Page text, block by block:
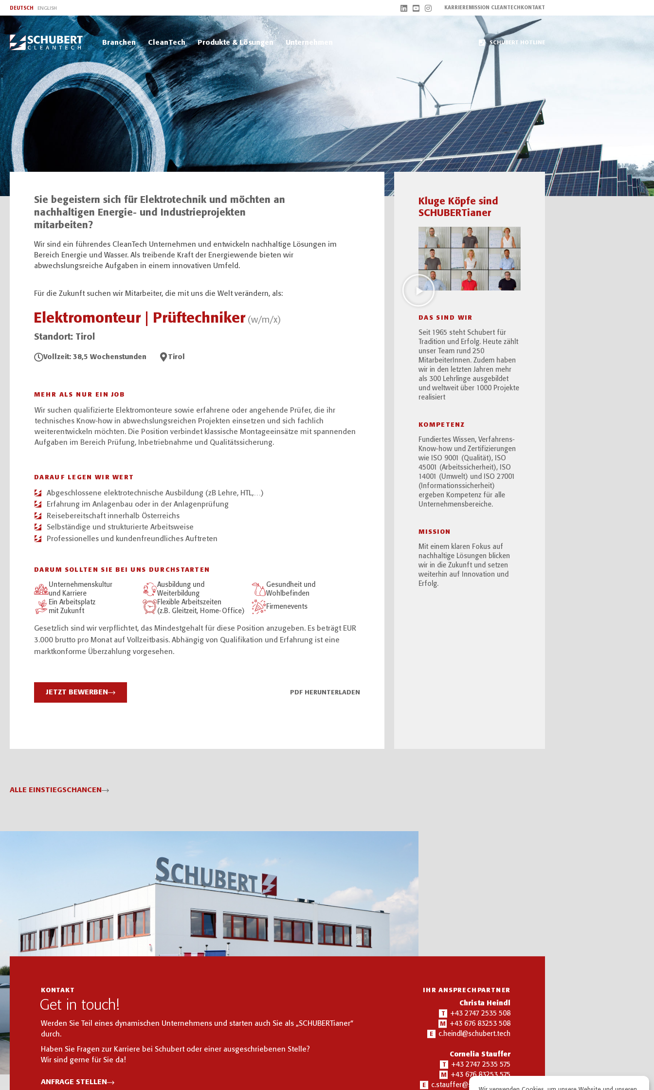
DEUTSCH ENGLISH KARRIEREMISSION CLEANTECH KONTAKT
Branchen CleanTech Produkte & Lösungen Unternehmen SCHUBERT HOTLINE
Sie begeistern sich für Elektrotechnik und möchten an
nachhaltigen Energie- und Industrieprojekten
mitarbeiten?
Wir sind ein führendes CleanTech Unternehmen und entwickeln nachhaltige Lösungen im
Bereich Energie und Wasser. Als treibende Kraft der Energiewende bieten wir
abwechslungsreiche Aufgaben in einem innovativen Umfeld.
Für die Zukunft suchen wir Mitarbeiter, die mit uns die Welt verändern, als:
Elektromonteur | Prüftechniker
Standort: Tirol
Vollzeit: 38,5 Wochenstunden Tirol
MEHR ALS NUR EIN JOB
Wir suchen qualifizierte Elektromonteure sowie erfahrene oder angehende Prüfer, die ihr
technisches Know-how in abwechslungsreichen Projekten einsetzen und sich fachlich
weiterentwickeln möchten. Die Position verbindet klassische Montageeinsätze mit spannenden
Aufgaben im Bereich Prüfung, Inbetriebnahme und Qualitätssicherung.
DARAUF LEGEN WIR WERT
Abgeschlossene elektrotechnische Ausbildung (zB Lehre, HTL,…)
Erfahrung im Anlagenbau oder in der Anlagenprüfung
Reisebereitschaft innerhalb Österreichs
Selbständige und strukturierte Arbeitsweise
Professionelles und kundenfreundliches Auftreten
DARUM SOLLTEN SIE BEI UNS DURCHSTARTEN
Unternehmenskultur
und Karriere
Ausbildung und
Weiterbildung
Gesundheit und
Wohlbefinden
Ein Arbeitsplatz
mit Zukunft
Flexible Arbeitszeiten
(z.B. Gleitzeit, Home-Office)
Firmenevents
Gesetzlich sind wir verpflichtet, das Mindestgehalt für diese Position anzugeben. Es beträgt EUR
3.000 brutto pro Monat auf Vollzeitbasis. Abhängig von Qualifikation und Erfahrung ist eine
marktkonforme Überzahlung vorgesehen.
JETZT BEWERBEN PDF HERUNTERLADEN
Kluge Köpfe sind
SCHUBERTianer
DAS SIND WIR
Seit 1965 steht Schubert für
Tradition und Erfolg. Heute zählt
unser Team rund 250
MitarbeiterInnen. Zudem haben
wir in den letzten Jahren mehr
als 300 Lehrlinge ausgebildet
und weltweit über 1000 Projekte
realisiert
KOMPETENZ
Fundiertes Wissen, Verfahrens-
Know-how und Zertifizierungen
wie ISO 9001 (Qualität), ISO
45001 (Arbeitssicherheit), ISO
14001 (Umwelt) und ISO 27001
(Informationssicherheit)
ergeben Kompetenz für alle
Unternehmensbereiche.
MISSION
Mit einem klaren Fokus auf
nachhaltige Lösungen blicken
wir in die Zukunft und setzen
weiterhin auf Innovation und
Erfolg.
ALLE EINSTIEGSCHANCEN
KONTAKT
Get in touch!
Werden Sie Teil eines dynamischen Unternehmens und starten auch Sie als „SCHUBERTianer“
durch.
Haben Sie Fragen zur Karriere bei Schubert oder einer ausgeschriebenen Stelle?
Wir sind gerne für Sie da!
ANFRAGE STELLEN
IHR ANSPRECHPARTNER
Christa Heindl
T +43 2747 2535 508
M +43 676 83253 508
E c.heindl@schubert.tech
Cornelia Stauffer
T +43 2747 2535 575
M +43 676 83253 575
E c.stauffer@schubert.tech